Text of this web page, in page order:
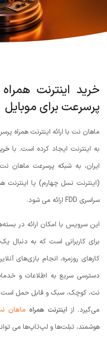
خرید اینترنت
پرسرعت برای موبایل
ماهان نت با ارائه اینترنت همراه
به اینترنت ایجاد کرده است. با
ایران، به شبکه پرسرعت ماهان
(اینترنت نسل چهارم) یا اینترنت
سراسری FDD ارائه می شود.
برای کاربرانی است که به دنبال یک
کارهای روزمره، انجام بازی‌های
دسترسی سریع به اطلاعات و
نت، کوچک، سبک و قابل حمل است
می‌گیرد. از اینترنت همراه ماهان
هوشمند، تبلت‌ها و لپ‌تاپ‌ها می